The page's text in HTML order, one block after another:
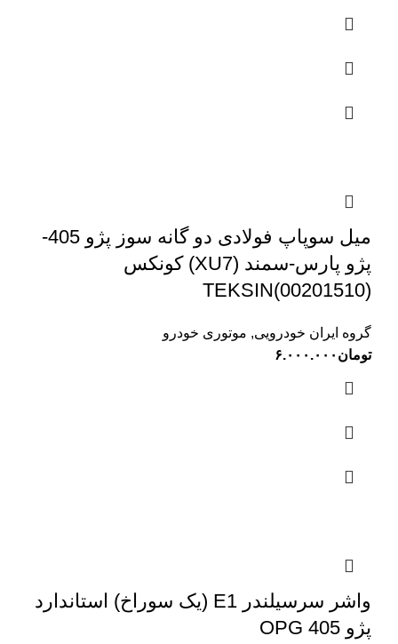
میل سوپاپ فولادی دو گانه سوز پژو 405-
پژو پارس-سمند (XU7) کونکس
TEKSIN(00201510)
گروه ایران خودرویی, موتوری خودرو
تومان ۶.۰۰۰.۰۰۰
واشر سرسیلندر E1 (یک سوراخ) استاندارد
پژو 405 OPG